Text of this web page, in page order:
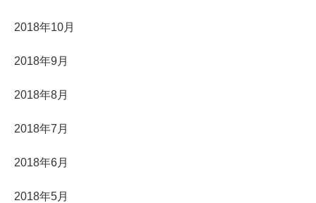
2018年10月
2018年9月
2018年8月
2018年7月
2018年6月
2018年5月